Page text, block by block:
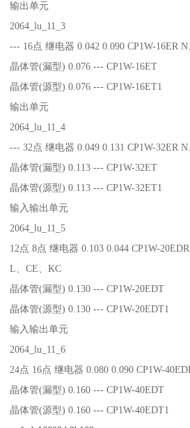
输出单元
2064_lu_11_3
--- 16点 继电器 0.042 0.090 CP1W-16ER
晶体管(漏型) 0.076 --- CP1W-16ET
晶体管(源型) 0.076 --- CP1W-16ET1
输出单元
2064_lu_11_4
--- 32点 继电器 0.049 0.131 CP1W-32ER
晶体管(漏型) 0.113 --- CP1W-32ET
晶体管(源型) 0.113 --- CP1W-32ET1
输入输出单元
2064_lu_11_5
12点 8点 继电器 0.103 0.044 CP1W-
L、CE、KC
晶体管(漏型) 0.130 --- CP1W-20EDT
晶体管(源型) 0.130 --- CP1W-20EDT1
输入输出单元
2064_lu_11_6
24点 16点 继电器 0.080 0.090 CP1W-
晶体管(漏型) 0.160 --- CP1W-40EDT
晶体管(源型) 0.160 --- CP1W-40EDT1